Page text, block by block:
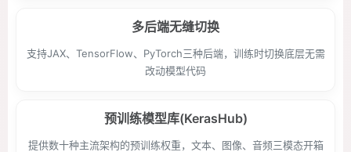
多后端无缝切换
支持JAX、TensorFlow、PyTorch三种后端，训练时切换底层无需
改动模型代码
预训练模型库(KerasHub)
提供数十种主流架构的预训练权重，文本、图像、音频三模态开箱